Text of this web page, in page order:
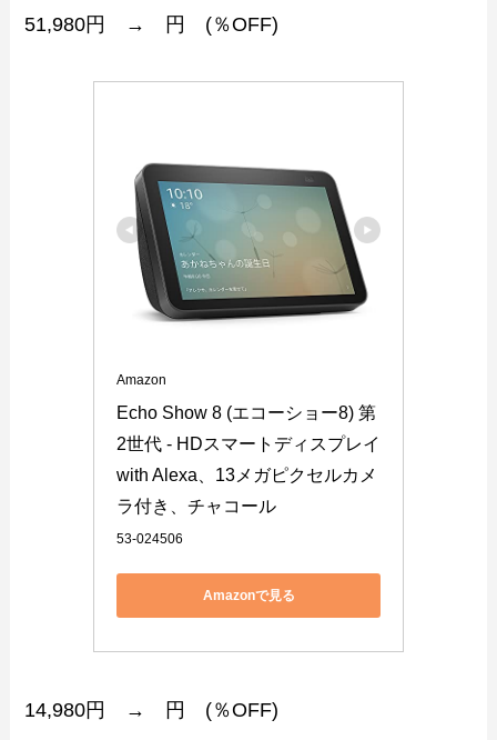
51,980円 → 円 (％OFF)
Amazon
Echo Show 8 (エコーショー8) 第
2世代 - HDスマートディスプレイ
with Alexa、13メガピクセルカメ
ラ付き、チャコール
53-024506
Amazonで見る
14,980円 → 円 (％OFF)